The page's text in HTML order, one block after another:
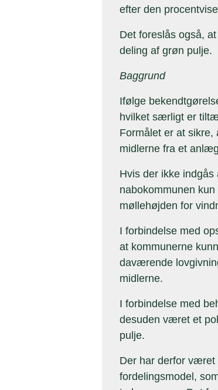
efter den
Det foreslås også,
deling af grøn pulje.
Baggrund
Ifølge
hvilket særligt er
Formålet er at sikre,
midlerne fra et
Hvis der ikke
nabokommunen
møllehøjden for
I forbindelse med
at kommunerne
daværende
midlerne.
I forbindelse med
desuden været et
pulje.
Der har derfor været
fordelingsmodel,